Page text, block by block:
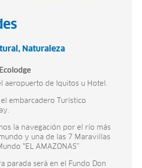
Naturaleza
aeropuerto de Iquitos u Hotel.
el embarcadero Turístico
la navegación por el río más
y una de las 7 Maravillas
“EL AMAZONAS”
parada será en el Fundo Don